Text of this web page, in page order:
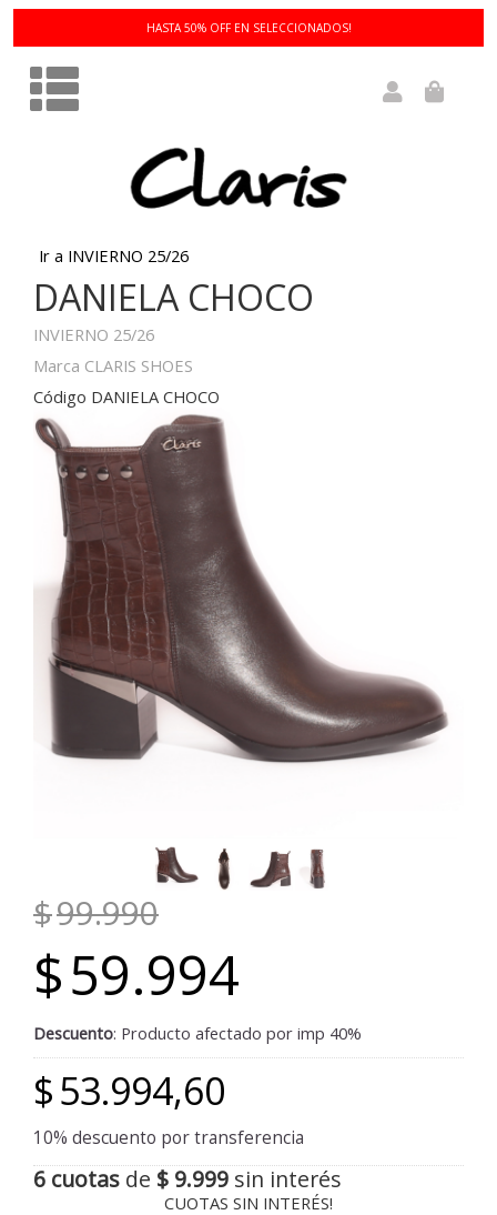
HASTA 50% OFF EN SELECCIONADOS!
Ir a INVIERNO 25/26
DANIELA CHOCO
INVIERNO 25/26
Marca CLARIS SHOES
Código DANIELA CHOCO
$99.990
$59.994
Descuento: Producto afectado por imp 40%
$53.994,60
10% descuento por transferencia
6 cuotas de $ 9.999 sin interés
CUOTAS SIN INTERÉS!